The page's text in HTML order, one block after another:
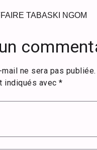
TABASKI NGOM
ne sera pas publiée.
indiqués avec *